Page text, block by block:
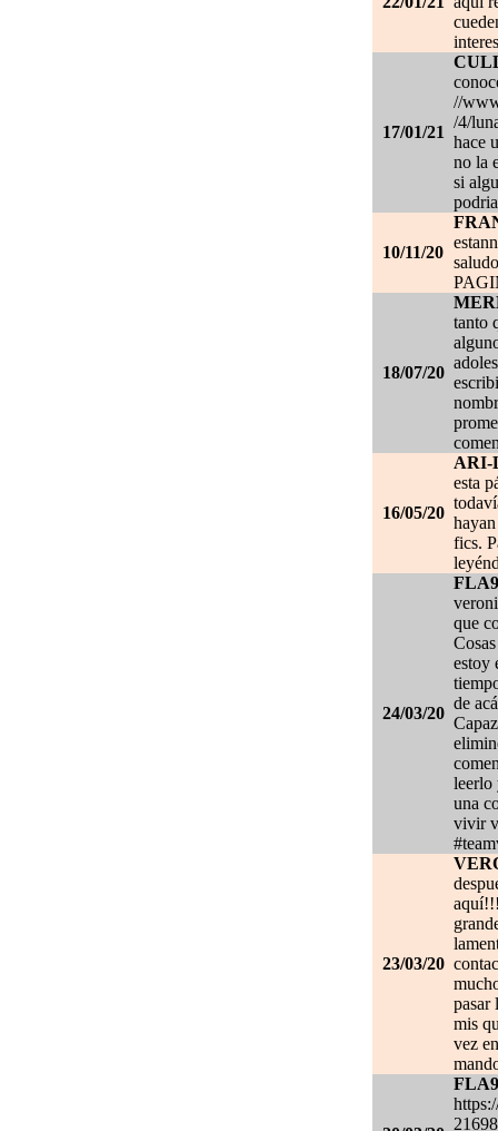
17/01/21
//
/4/
hace
no la
si
10/11/20
18/07/20
tanto
16/05/20
ARI-
esta
fics.
24/03/20
que
estoy
de
leerlo
una
vivir
23/03/20
pasar
mis
vez